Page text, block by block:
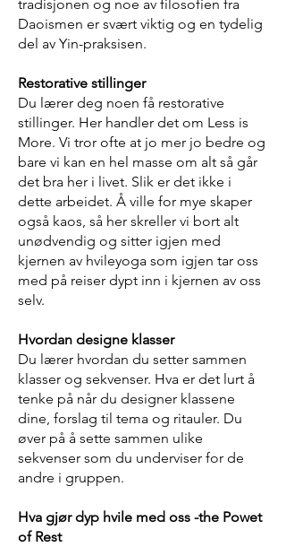
tradisjonen og noe av filosofien fra
Daoismen er svært viktig og en tydelig
del av Yin-praksisen.
Restorative stillinger
Du lærer deg noen få restorative
stillinger. Her handler det om Less is
More. Vi tror ofte at jo mer jo bedre og
bare vi kan en hel masse om alt så går
det bra her i livet. Slik er det ikke i
dette arbeidet. Å ville for mye skaper
også kaos, så her skreller vi bort alt
unødvendig og sitter igjen med
kjernen av hvileyoga som igjen tar oss
med på reiser dypt inn i kjernen av oss
selv.
Hvordan designe klasser
Du lærer hvordan du setter sammen
klasser og sekvenser. Hva er det lurt å
tenke på når du designer klassene
dine, forslag til tema og ritauler. Du
øver på å sette sammen ulike
sekvenser som du underviser for de
andre i gruppen.
Hva gjør dyp hvile med oss -the Powet
of Rest